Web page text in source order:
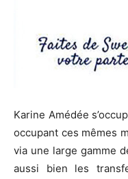
Karine Amédée
occupant ces mêmes
via une large gamme
aussi bien les